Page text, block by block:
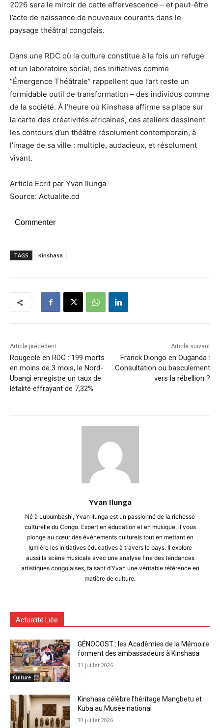
2026 sera le miroir de cette effervescence – et peut-être
l’acte de naissance de nouveaux courants dans le
paysage théâtral congolais.
Dans une RDC où la culture constitue à la fois un refuge
et un laboratoire social, des initiatives comme
“Émergence Théâtrale” rappellent que l’art reste un
formidable outil de transformation – des individus comme
de la société. À l’heure où Kinshasa affirme sa place sur
la carte des créativités africaines, ces ateliers dessinent
les contours d’un théâtre résolument contemporain, à
l’image de sa ville : multiple, audacieux, et résolument
vivant.
Article Ecrit par Yvan Ilunga
Source: Actualite.cd
Commenter
TAGS Kinshasa
Article précédent
Rougeole en RDC : 199 morts
en moins de 3 mois, le Nord-
Ubangi enregistre un taux de
létalité effrayant de 7,32%
Article suivant
Franck Diongo en Ouganda :
Consultation ou basculement
vers la rébellion ?
Yvan Ilunga
Né à Lubumbashi, Yvan Ilunga est un passionné de la richesse
culturelle du Congo. Expert en éducation et en musique, il vous
plonge au cœur des événements culturels tout en mettant en
lumière les initiatives éducatives à travers le pays. Il explore
aussi la scène musicale avec une analyse fine des tendances
artistiques congolaises, faisant d’Yvan une véritable référence en
matière de culture.
Actualité Liée
Culture
GÉNOCOST : les Académies de la Mémoire
forment des ambassadeurs à Kinshasa
31 juillet 2026
Kinshasa célèbre l’héritage Mangbetu et
Kuba au Musée national
30 juillet 2026